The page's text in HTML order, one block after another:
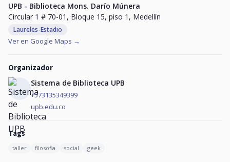
UPB - Biblioteca Mons. Darío Múnera
Circular 1 # 70-01, Bloque 15, piso 1, Medellín
Laureles-Estadio
Ver en Google Maps →
Organizador
Sistema de Biblioteca UPB
+573135349399
upb.edu.co
Tags
taller filosofia social geek